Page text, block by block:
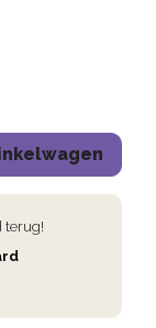
terug!